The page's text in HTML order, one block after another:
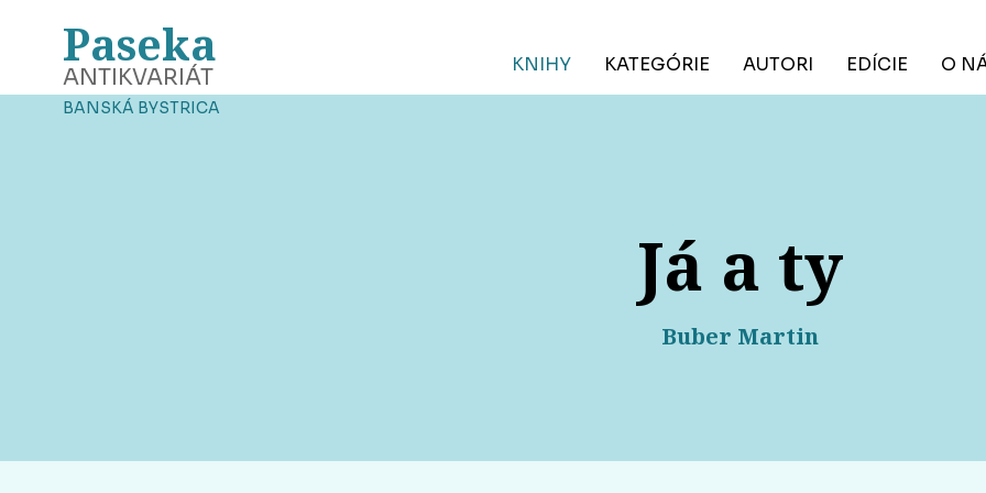
Paseka
ANTIKVARIÁT
BANSKÁ BYSTRICA
KNIHY KATEGÓRIE AUTORI EDÍCIE O
Já a ty
Buber Martin